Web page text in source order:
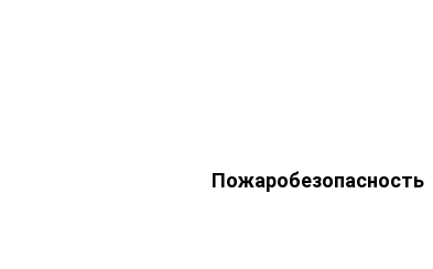
Пожаробезопасность